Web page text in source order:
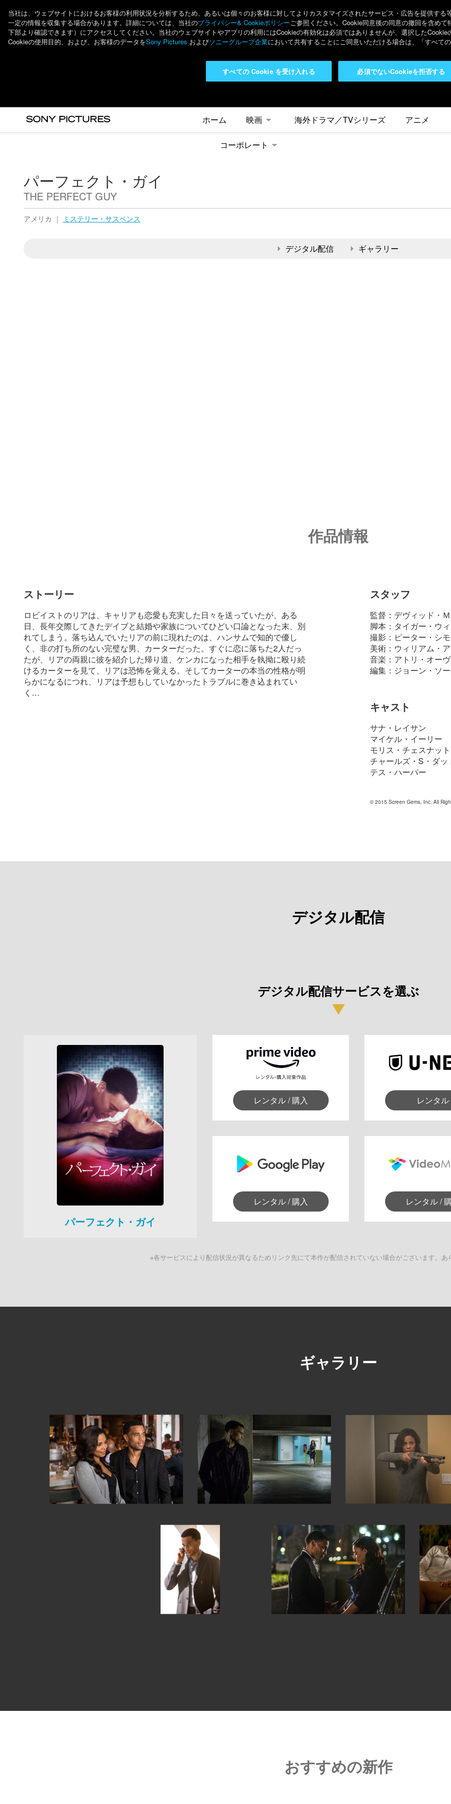
当社は、ウェブサイトにおけるお客様の利用状況を分析するため、あるいは個々のお客様に対してよりカスタマイズされたサービス・広告を提供す
一定の情報を収集する場合があります。詳細については、当社のプライバシー& Cookieポリシーご参照ください。Cookie同意後の同意の撤回を含めて
下部より確認できます）にアクセスしてください。当社のウェブサイトやアプリの利用にはCookieの有効化は必須ではありませんが、選択したCookie
Cookieの使用目的、および、お客様のデータをSony Pictures およびソニーグループ企業において共有することにご同意いただける場合は、「すべて
必須でないCookieを拒否する
すべての Cookie を受け入れる
ホーム
映画 海外ドラマ／TVシリーズ アニメ
コーポレート
パーフェクト・ガイ
THE PERFECT GUY
アメリカ ｜ ミステリー・サスペンス
デジタル配信
ギャラリー
作品情報
ストーリー
ロビイストのリアは、キャリアも恋愛も充実した日々を送っていたが、ある
日、長年交際してきたデイブと結婚や家族についてひどい口論となった末、別
れてしまう。落ち込んでいたリアの前に現れたのは、ハンサムで知的で優し
く、非の打ち所のない完璧な男、カーターだった。すぐに恋に落ちた2人だっ
たが、リアの両親に彼を紹介した帰り道、ケンカになった相手を執拗に殴り続
けるカーターを見て、リアは恐怖を覚える。そしてカーターの本当の性格が明
らかになるにつれ、リアは予想もしていなかったトラブルに巻き込まれてい
く…
スタッフ
監督：デヴィッド・
脚本：タイガー・ウ
撮影：ピーター・シ
美術：ウィリアム・
音楽：アトリ・オー
編集：ジョーン・ソ
キャスト
サナ・レイサン
マイケル・イーリー
モリス・チェスナット
チャールズ・S・ダッ
テス・ハーパー
© 2015 Screen Gems, Inc. All
デジタル配信
デジタル配信サービスを選ぶ
パーフェクト・ガイ
レンタル / 購入 レンタル
レンタル / 購入 レンタル /
※各サービスにより配信状況が異なるためリンク先にて本作が配信されていない場合がございます。あ
ギャラリー
おすすめの新作